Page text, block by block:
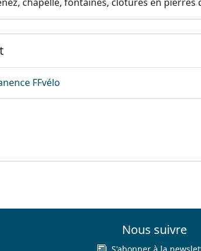
FFvélo
Nous suivre